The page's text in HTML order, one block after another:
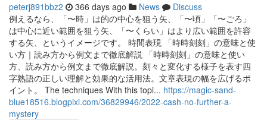
peterj891bbz2 366 days ago News
Discuss
例えるなら、「〜時」は的の中心を狙う矢、「〜頃」「〜ごろ」
は中心に近い範囲を狙う矢、「〜くらい」はより広い範囲を許容
する矢、というイメージです。 時間表現 「時時刻刻」の意味と使
い方｜読み方から例文まで徹底解説 「時時刻刻」の意味と使い
方、読み方から例文まで徹底解説。刻々と変化する様子を表す四
字熟語の正しい理解と効果的な活用法。文章表現の幅を広げるポ
イント。 The techniques With this topi... https://magic-sand-
blue18516.blogpixi.com/36829946/2022-cash-no-further-a-
mystery